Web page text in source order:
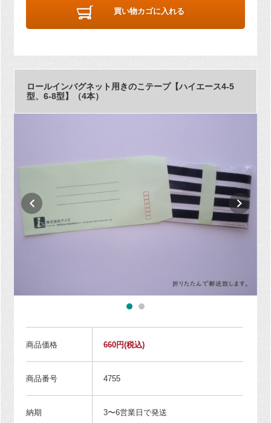
買い物カゴに入れる
ロールインバグネット用きのこテープ【ハイエース4-5
型、6-8型】（4本）
商品価格 660円(税込)
商品番号 4755
納期 3〜6営業日で発送